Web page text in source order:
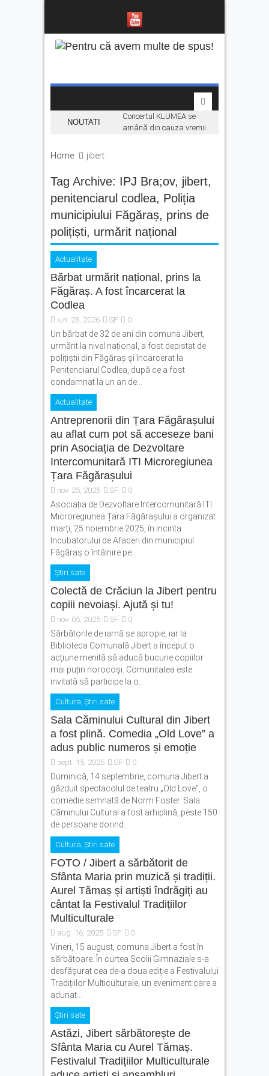
NOUTATI
Concertul KLUMEA se
amână din cauza vremii.
despre făgărășeanul Dinu
Mititeanu, se vede la
Cetatea Făgărașului,
înainte de premiera în
cinematografe
Ce facem în weekend la
Fonduri europene pentru
tinerii din Făgăraș.
vor să își transforme ideile
în proiecte
Legea pentru plafonarea
prețurilor la carburanți a
fost promulgată. Ce măsuri
se aplică
Home jibert
Tag Archive: IPJ Bra;ov, jibert,
penitenciarul codlea, Poliția
municipiului Făgăraș, prins de
polițiști, urmărit național
Actualitate
Bărbat urmărit național, prins la
Făgăraș. A fost încarcerat la
Codlea
iun. 23, 2026 SF 0
Un bărbat de 32 de ani din comuna Jibert,
urmărit la nivel național, a fost depistat de
polițiștii din Făgăraș și încarcerat la
Penitenciarul Codlea, după ce a fost
condamnat la un an de...
Actualitate
Antreprenorii din Țara Făgărașului
au aflat cum pot să acceseze bani
prin Asociația de Dezvoltare
Intercomunitară ITI Microregiunea
Țara Făgărașului
nov. 25, 2025 SF 0
Asociația de Dezvoltare Intercomunitară ITI
Microregiunea Țara Făgărașului a organizat
marți, 25 noiembrie 2025, în incinta
Incubatorului de Afaceri din municipiul
Făgăraș o întâlnire pe...
Știri sate
Colectă de Crăciun la Jibert pentru
copiii nevoiași. Ajută și tu!
nov. 05, 2025 SF 0
Sărbătorile de iarnă se apropie, iar la
Biblioteca Comunală Jibert a început o
acțiune menită să aducă bucurie copiilor
mai puțin norocoși. Comunitatea este
invitată să participe la o...
Cultura, Știri sate
Sala Căminului Cultural din Jibert
a fost plină. Comedia „Old Love” a
adus public numeros și emoție
sept. 15, 2025 SF 0
Duminică, 14 septembrie, comuna Jibert a
găzduit spectacolul de teatru „Old Love”, o
comedie semnată de Norm Foster. Sala
Căminului Cultural a fost arhiplină, peste 150
de persoane dorind...
Cultura, Știri sate
FOTO / Jibert a sărbătorit de
Sfânta Maria prin muzică și tradiții.
Aurel Tămaș și artiști îndrăgiți au
cântat la Festivalul Tradițiilor
Multiculturale
aug. 16, 2025 SF 0
Vineri, 15 august, comuna Jibert a fost în
sărbătoare. În curtea Școlii Gimnaziale s-a
desfășurat cea de-a doua ediție a Festivalului
Tradițiilor Multiculturale, un eveniment care a
adunat...
Știri sate
Astăzi, Jibert sărbătorește de
Sfânta Maria cu Aurel Tămaș.
Festivalul Tradițiilor Multiculturale